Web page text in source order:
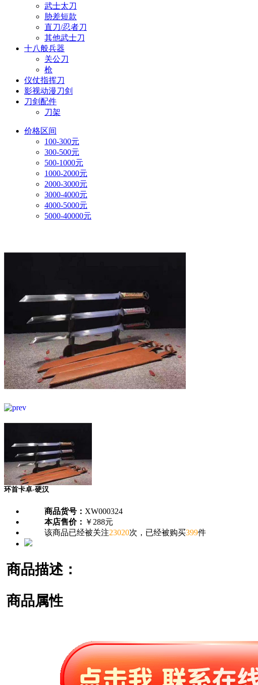
武士太刀
胁差短款
直刀/忍者刀
其他武士刀
十八般兵器
关公刀
枪
仪仗指挥刀
影视动漫刀剑
刀剑配件
刀架
价格区间
100-300元
300-500元
500-1000元
1000-2000元
2000-3000元
3000-4000元
4000-5000元
5000-40000元
环首卡卓-硬汉
商品货号： XW000324
本店售价： ￥288元
该商品已经被关注23020次，已经被购买399件
商品描述：
商品属性